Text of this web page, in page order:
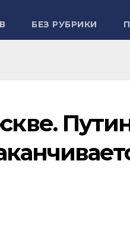
БЕЗ РУБРИКИ